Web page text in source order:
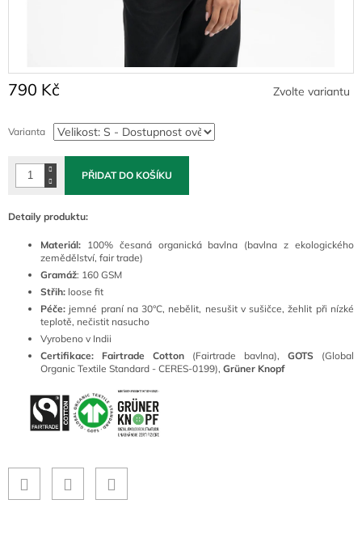
790 Kč
cena:
Zvolte variantu
Varianta
PŘIDAT DO KOŠÍKU
Detaily produktu:
Materiál: 100% česaná organická bavlna (bavlna z ekologického
zemědělství, fair trade)
Gramáž: 160 GSM
Střih: loose fit
Péče: jemné praní na 30°C, nebělit, nesušit v sušičce, žehlit při nízké
teplotě, nečistit nasucho
Vyrobeno v Indii
Certifikace: Fairtrade Cotton (Fairtrade bavlna), GOTS
(Global
Organic Textile Standard - CERES-0199), Grüner Knopf